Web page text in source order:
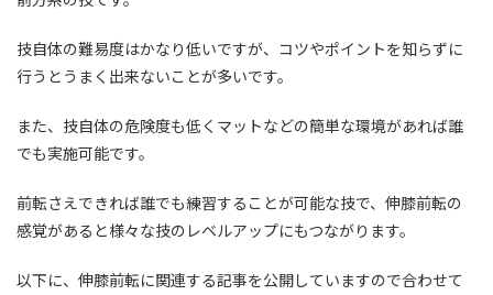
技自体の難易度はかなり低いですが、コツやポイントを知らずに
行うとうまく出来ないことが多いです。
また、技自体の危険度も低くマットなどの簡単な環境があれば誰
でも実施可能です。
前転さえできれば誰でも練習することが可能な技で、伸膝前転の
感覚があると様々な技のレベルアップにもつながります。
以下に、伸膝前転に関連する記事を公開していますので合わせて